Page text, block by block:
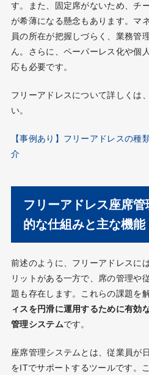
す。また、固定席がないため、チ
が希薄になる懸念もあります。マ
員の所在が把握しづらく、業務管
ん。さらに、ペーパーレス化や個
応も必要です。
フリーアドレスについて詳しくは
い。
【事例あり】フリーアドレスの種
介
フリーアドレス座席
的な仕組みと主な機能
前述のように、フリーアドレスに
リットがある一方で、席の管理や
題も存在します。これらの課題を解
ィスを円滑に運用するために有効
管理システムです。
座席管理システムとは、従業員が
をITでサポートするツールです。こ